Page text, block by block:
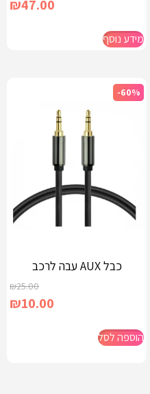
₪47.00
מידע נוסף
-60%
כבל AUX עבה לרכב
₪25.00
₪10.00
הוספה לסל